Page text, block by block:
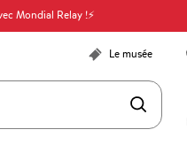
Mondial Relay !⚡
Le musée